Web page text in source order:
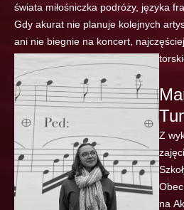
świata miłośniczka podróży, języka
Gdy akurat nie planuje kolejnych
ani nie biegnie na koncert,
z książką albo przy pieczeniu
i przyjaciół.
Z
na